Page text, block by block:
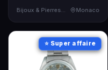
Monaco
⭐ Super affaire